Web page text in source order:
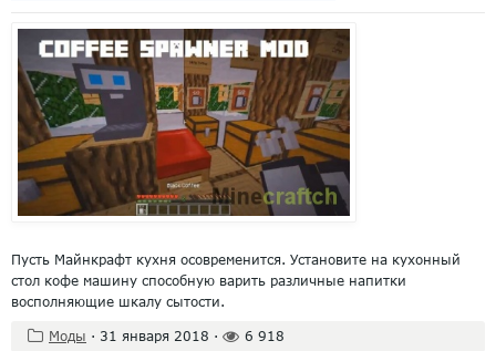
Пусть Майнкрафт кухня осовременится. Установите на кухонный
стол кофе машину способную варить различные напитки
восполняющие шкалу сытости.
Моды · 31 января 2018 · 6 918